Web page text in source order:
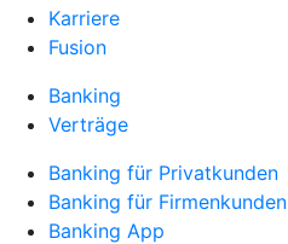
Karriere
Fusion
Banking
Verträge
Banking für Privatkunden
Banking für Firmenkunden
Banking App